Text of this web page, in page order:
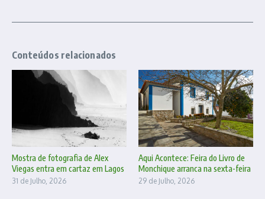
Conteúdos relacionados
Mostra de fotografia de Alex
Viegas entra em cartaz em Lagos
31 de Julho, 2026
Aqui Acontece: Feira do Livro de
Monchique arranca na sexta-feira
29 de Julho, 2026